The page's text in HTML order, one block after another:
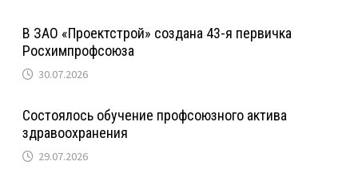
В ЗАО «Проектстрой» создана 43-я первичка
Росхимпрофсоюза
30.07.2026
Состоялось обучение профсоюзного актива
здравоохранения
29.07.2026